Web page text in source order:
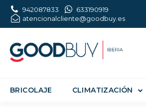
942087833
633190919
atencionalcliente@goodbuy.es
BRICOLAJE CLIMATIZACIÓN